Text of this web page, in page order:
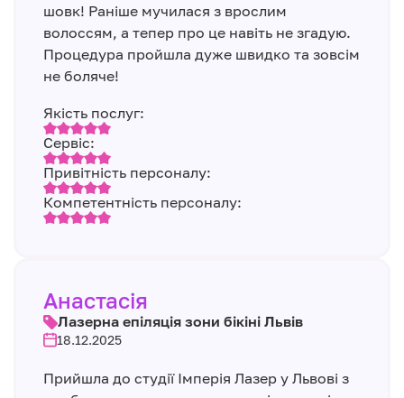
шовк! Раніше мучилася з врослим
волоссям, а тепер про це навіть не згадую.
Процедура пройшла дуже швидко та зовсім
не боляче!
Якість послуг:
Сервіс:
Привітність персоналу:
Компетентність персоналу:
Анастасія
Лазерна епіляція зони бікіні Львів
18.12.2025
Прийшла до студії Імперія Лазер у Львові з